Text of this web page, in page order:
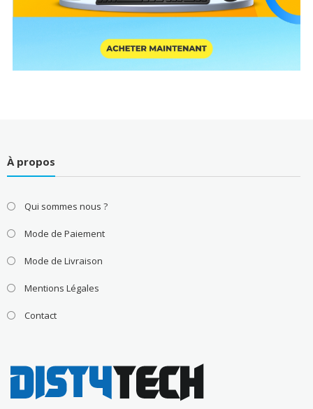
À propos
Qui sommes nous ?
Mode de Paiement
Mode de Livraison
Mentions Légales
Contact